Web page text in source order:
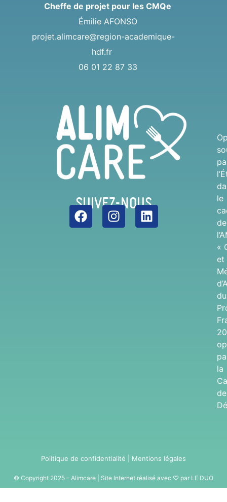
Cheffe de projet pour les CMQe
Émilie AFONSO
projet.alimcare@region-academique-
hdf.fr
06 01 22 87 33
Suivez-nous
le
de
«
et
du
la
© Copyright 2025 – Alimcare | Site Internet réalisé avec ♡ par LE DUO
Politique de confidentialité Mentions légales